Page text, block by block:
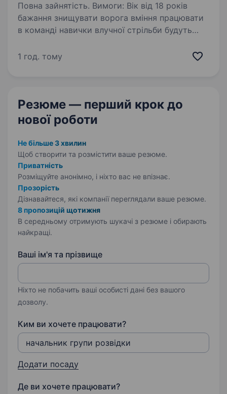
Повна зайнятість. Вимоги: Вік від 18 років
бажання знищувати ворога вміння працювати
в команді навички влучної стрільби будуть
приймати швидкі рішення готовність
1 год. тому
Резюме — перший крок до
нової роботи
Не більше 3 хвилин
Щоб створити та розмістити ваше резюме.
Приватність
Розміщуйте анонімно, і ніхто вас не впізнає.
Прозорість
Дізнавайтеся, які компанії переглядали ваше резюме.
8 пропозицій щотижня
В середньому отримують шукачі з резюме і обирають
найкращі.
Ваші ім'я та прізвище
Ніхто не побачить ваші особисті дані без вашого
дозволу.
Ким ви хочете працювати?
Додати посаду
Де ви хочете працювати?